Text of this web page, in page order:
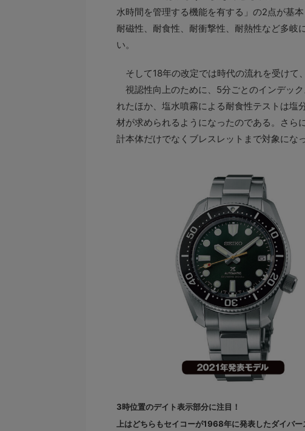
水時間を管理する機能を有する」の2点が基
耐磁性、耐食性、耐衝撃性、耐熱性など多岐
い。
そして18年の改定では時代の流れを受けて
視認性向上のために、5分ごとのインデッ
れたほか、塩水噴霧による耐食性テストは塩
材が求められるようになったのである。さら
計本体だけでなくブレスレットまで対象になっ
3時位置のデイト表示部分に注目！
上はどちらもセイコーが1968年に発表したダイバ